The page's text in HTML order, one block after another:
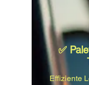
✅
Effiziente